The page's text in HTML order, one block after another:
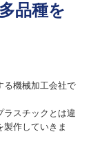
品種を
る機械加工会社で
ラスチックとは違
作していきま